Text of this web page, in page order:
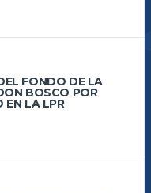
FONDO DE LA
BOSCO POR
EN LA LPR